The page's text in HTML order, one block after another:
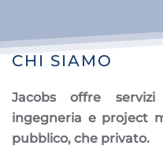
CHI SIAMO
Jacobs offre
ingegneria e project
pubblico, che privato.